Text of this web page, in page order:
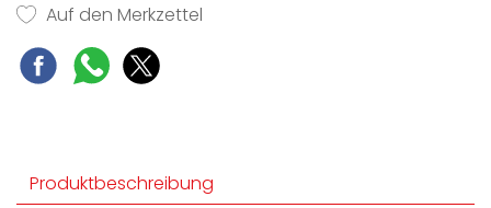
Sicher und leicht zu reinigen - Miele CleanCover
Für jede Wohnsituation passend - abluft- und
umluftfähig
Auf den Merkzettel
Produktbeschreibung